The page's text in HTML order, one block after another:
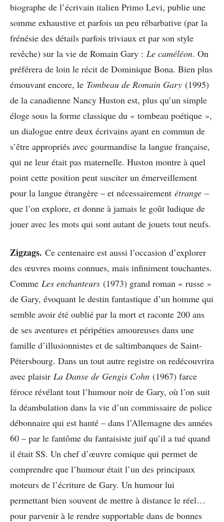
biographe de l’écrivain italien Primo Levi, publie une
somme exhaustive et parfois un peu rébarbative (par la
frénésie des détails parfois triviaux et par son style
revêche) sur la vie de Romain Gary : Le caméléon. On
préférera de loin le récit de Dominique Bona. Bien plus
émouvant encore, le Tombeau de Romain Gary (1995)
de la canadienne Nancy Huston est, plus qu’un simple
éloge sous la forme classique du « tombeau poétique »,
un dialogue entre deux écrivains ayant en commun de
s’être appropriés avec gourmandise la langue française,
qui ne leur était pas maternelle. Huston montre à quel
point cette position peut susciter un émerveillement
pour la langue étrangère – et nécessairement étrange –
que l’on explore, et donne à jamais le goût ludique de
jouer avec les mots qui sont autant de jouets tout neufs.
Zigzags. Ce centenaire est aussi l’occasion d’explorer
des œuvres moins connues, mais infiniment touchantes.
Comme Les enchanteurs (1973) grand roman « russe »
de Gary, évoquant le destin fantastique d’un homme qui
semble avoir été oublié par la mort et raconte 200 ans
de ses aventures et péripéties amoureuses dans une
famille d’illusionnistes et de saltimbanques de Saint-
Pétersbourg. Dans un tout autre registre on redécouvrira
avec plaisir La Danse de Gengis Cohn (1967) farce
féroce révélant tout l’humour noir de Gary, où l’on suit
la déambulation dans la vie d’un commissaire de police
débonnaire qui est hanté – dans l’Allemagne des années
60 – par le fantôme du fantaisiste juif qu’il a tué quand
il était SS. Un chef d’œuvre comique qui permet de
comprendre que l’humour était l’un des principaux
moteurs de l’écriture de Gary. Un humour lui
permettant bien souvent de mettre à distance le réel…
pour parvenir à le rendre supportable dans de bonnes